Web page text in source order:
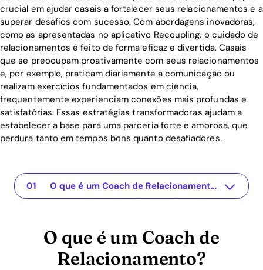
crucial em ajudar casais a fortalecer seus relacionamentos e a
superar desafios com sucesso. Com abordagens inovadoras,
como as apresentadas no aplicativo Recoupling, o cuidado de
relacionamentos é feito de forma eficaz e divertida. Casais
que se preocupam proativamente com seus relacionamentos
e, por exemplo, praticam diariamente a comunicação ou
realizam exercícios fundamentados em ciência,
frequentemente experienciam conexões mais profundas e
satisfatórias. Essas estratégias transformadoras ajudam a
estabelecer a base para uma parceria forte e amorosa, que
perdura tanto em tempos bons quanto desafiadores.
O que é um Coach de Relacionamento?
O que é um Coach de
Relacionamento?